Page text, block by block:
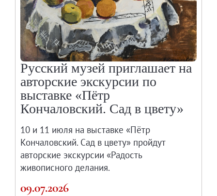
Русский музей приглашает на
авторские экскурсии по
выставке «Пётр
Кончаловский. Сад в цвету»
10 и 11 июля на выставке «Пётр
Кончаловский. Сад в цвету» пройдут
авторские экскурсии «Радость
живописного делания.
09.07.2026